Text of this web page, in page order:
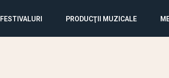
FESTIVALURI PRODUCŢII MUZICALE